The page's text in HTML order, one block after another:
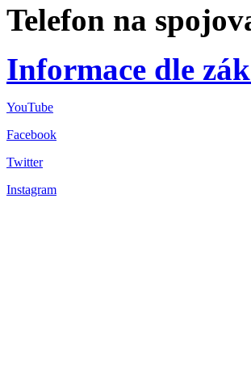
Telefon na
Informace dle
YouTube
Facebook
Twitter
Instagram